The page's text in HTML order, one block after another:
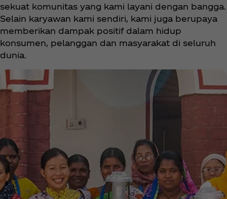
sekuat komunitas yang kami layani dengan bangga.
Selain karyawan kami sendiri, kami juga berupaya
memberikan dampak positif dalam hidup
konsumen, pelanggan dan masyarakat di seluruh
dunia.